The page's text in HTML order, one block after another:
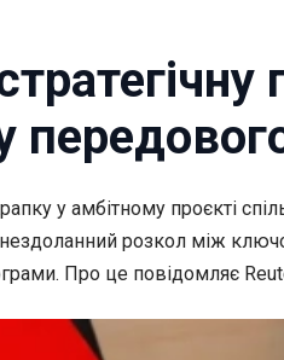
у амбітному проєкті
розкол між
Про це повідомляє